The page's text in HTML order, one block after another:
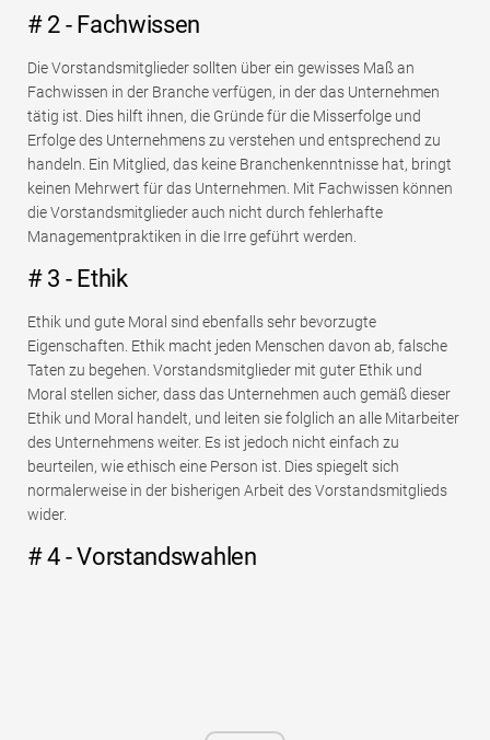
# 2 - Fachwissen
Die Vorstandsmitglieder sollten über ein gewisses Maß an
Fachwissen in der Branche verfügen, in der das Unternehmen
tätig ist. Dies hilft ihnen, die Gründe für die Misserfolge und
Erfolge des Unternehmens zu verstehen und entsprechend zu
handeln. Ein Mitglied, das keine Branchenkenntnisse hat, bringt
keinen Mehrwert für das Unternehmen. Mit Fachwissen können
die Vorstandsmitglieder auch nicht durch fehlerhafte
Managementpraktiken in die Irre geführt werden.
# 3 - Ethik
Ethik und gute Moral sind ebenfalls sehr bevorzugte
Eigenschaften. Ethik macht jeden Menschen davon ab, falsche
Taten zu begehen. Vorstandsmitglieder mit guter Ethik und
Moral stellen sicher, dass das Unternehmen auch gemäß dieser
Ethik und Moral handelt, und leiten sie folglich an alle Mitarbeiter
des Unternehmens weiter. Es ist jedoch nicht einfach zu
beurteilen, wie ethisch eine Person ist. Dies spiegelt sich
normalerweise in der bisherigen Arbeit des Vorstandsmitglieds
wider.
# 4 - Vorstandswahlen